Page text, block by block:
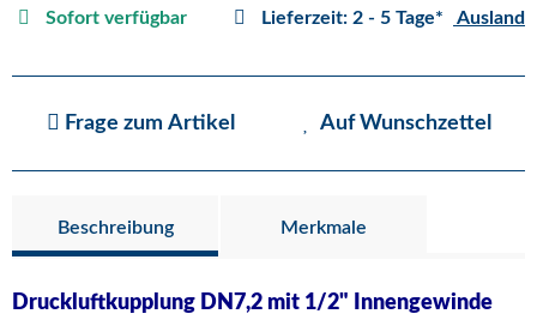
Sofort verfügbar Lieferzeit: 2 - 5 Tage* Ausland
Frage zum Artikel Auf Wunschzettel
Beschreibung Merkmale
Druckluftkupplung DN7,2 mit 1/2" Innengewinde